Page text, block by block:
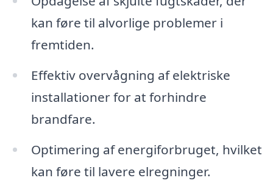
kan føre til alvorlige problemer i
fremtiden.
Effektiv overvågning af elektriske
installationer for at forhindre
brandfare.
Optimering af energiforbruget, hvilket
kan føre til lavere elregninger.